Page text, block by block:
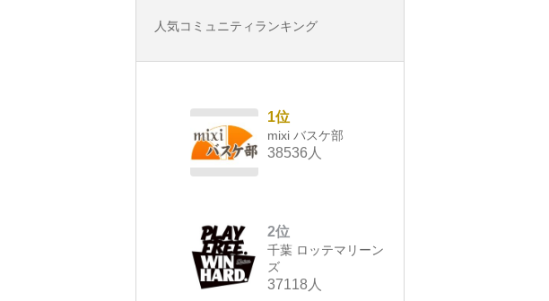
人気コミュニティランキング
1位
mixi バスケ部
38536人
2位
千葉 ロッテマリーン
ズ
37118人